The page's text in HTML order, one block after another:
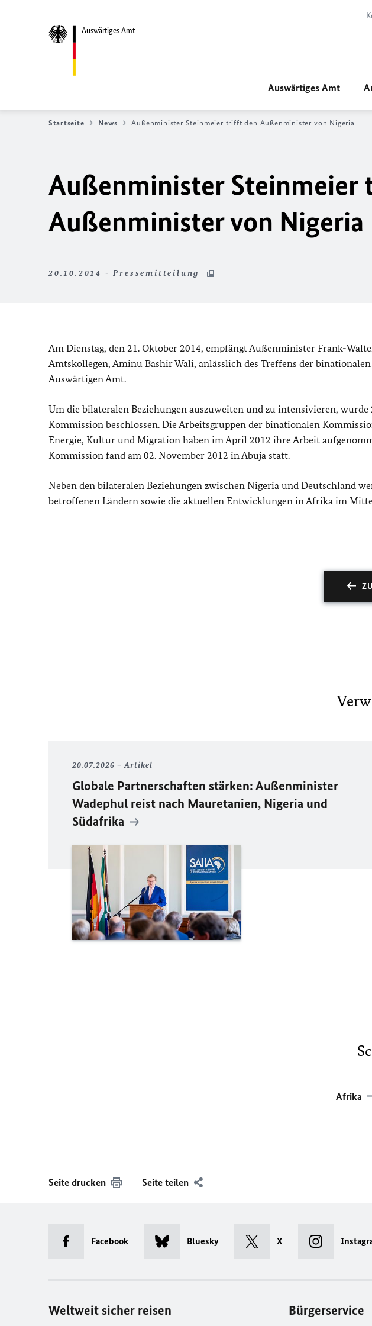
Auswärtiges Amt
Auswärtiges Amt
Startseite News Außenminister Steinmeier trifft den Außenminister von Nigeria
Außenminister
Außenminister von Nigeria
20.10.2014 - Pressemitteilung
Am Dienstag, den 21. Oktober 2014, empfängt Außenminister Frank-
Amtskollegen, Aminu Bashir Wali, anlässlich des Treffens der
Auswärtigen Amt.
Um die bilateralen Beziehungen auszuweiten und zu intensivieren,
Kommission beschlossen. Die Arbeitsgruppen der binationalen
Energie, Kultur und Migration haben im April 2012 ihre Arbeit
Kommission fand am 02. November 2012 in Abuja statt.
Neben den bilateralen Beziehungen zwischen Nigeria und Deutschland
betroffenen Ländern sowie die aktuellen Entwicklungen in Afrika im
20.07.2026 Artikel
Globale Partnerschaften stärken: Außenminister
Wadephul reist nach Mauretanien, Nigeria und
Südafrika
Afrika
Seite drucken Seite teilen
Facebook Bluesky X
Weltweit sicher reisen Bürgerservice